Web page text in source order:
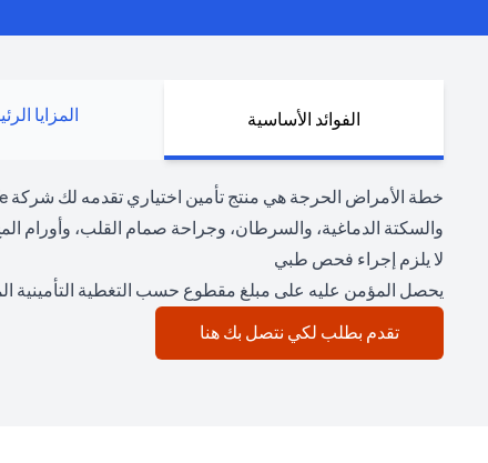
الفوائد الأساسية المزايا
والسكتة الدماغية، والسرطان، وجراحة صمام القلب، وأورام
لا يلزم إجراء فحص طبي
يحصل المؤمن عليه على مبلغ مقطوع حسب التغطية التأمينية
تقدم بطلب لكي نتصل بك هنا